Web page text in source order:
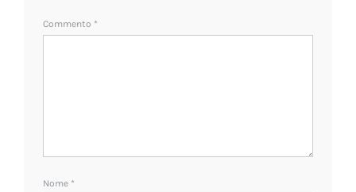
Commento *
Nome *